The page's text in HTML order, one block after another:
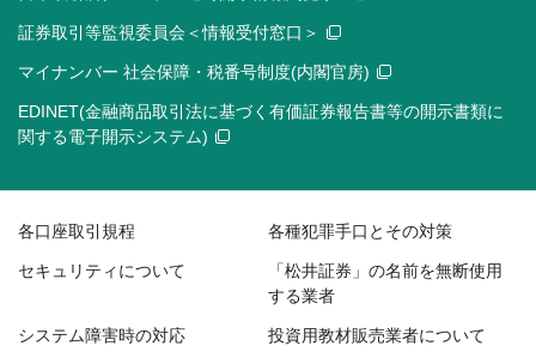
証券取引等監視委員会＜情報受付窓口＞
マイナンバー 社会保障・税番号制度(内閣官房)
EDINET(金融商品取引法に基づく有価証券報告書等の開示書類に
関する電子開示システム)
各口座取引規程 各種犯罪手口とその対策
セキュリティについて
「松井証券」の名前を無断使用
する業者
システム障害時の対応 投資用教材販売業者について